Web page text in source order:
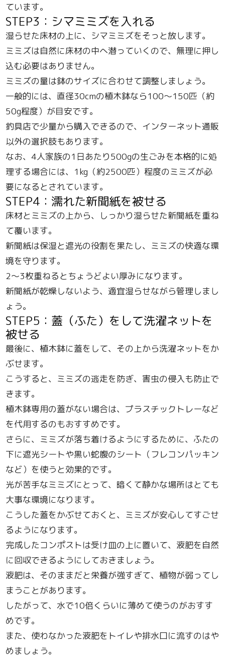
ています。
STEP3：シマミミズを入れる
湿らせた床材の上に、シマミミズをそっと放します。
ミミズは自然に床材の中へ潜っていくので、無理に押し
込む必要はありません。
ミミズの量は鉢のサイズに合わせて調整しましょう。
一般的には、直径30cmの植木鉢なら100〜150匹（約
50g程度）が目安です。
釣具店で少量から購入できるので、インターネット通販
以外の選択肢もあります。
なお、4人家族の1日あたり500gの生ごみを本格的に処
理する場合には、1kg（約2500匹）程度のミミズが必
要になるとされています。
STEP4：濡れた新聞紙を被せる
床材とミミズの上から、しっかり湿らせた新聞紙を重ね
て覆います。
新聞紙は保湿と遮光の役割を果たし、ミミズの快適な環
境を守ります。
2〜3枚重ねるとちょうどよい厚みになります。
新聞紙が乾燥しないよう、適宜湿らせながら管理しまし
ょう。
STEP5：蓋（ふた）をして洗濯ネットを
被せる
最後に、植木鉢に蓋をして、その上から洗濯ネットをか
ぶせます。
こうすると、ミミズの逃走を防ぎ、害虫の侵入も防止で
きます。
植木鉢専用の蓋がない場合は、プラスチックトレーなど
を代用するのもおすすめです。
さらに、ミミズが落ち着けるようにするために、ふたの
下に遮光シートや黒い蛇腹のシート（フレコンパッキン
など）を使うと効果的です。
光が苦手なミミズにとって、暗くて静かな場所はとても
大事な環境になります。
こうした蓋をかぶせておくと、ミミズが安心してすごせ
るようになります。
完成したコンポストは受け皿の上に置いて、液肥を自然
に回収できるようにしておきましょう。
液肥は、そのままだと栄養が強すぎて、植物が弱ってし
まうことがあります。
したがって、水で10倍くらいに薄めて使うのがおすす
めです。
また、使わなかった液肥をトイレや排水口に流すのはや
めましょう。